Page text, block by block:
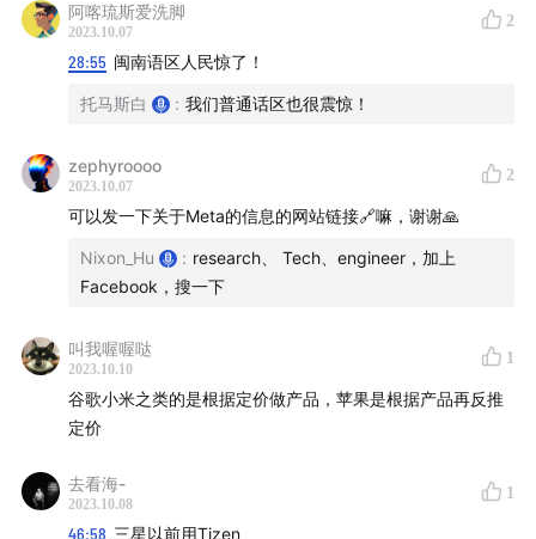
泡沫做中低端；Apple 做封闭的领先生态，让山寨也能赚
到钱的同时完成消费者教育。（对比不同公司的组织架
阿喀琉斯爱洗脚
2023.10.07
2
28:55 闽南语区人民惊了！
托马斯白 : 我们普通话区也很震惊！
zephyroooo
2023.10.07
2
可以发一下关于Meta的信息的网站链接🔗嘛，谢谢🙏
Nixon_Hu : research、 Tech、engineer，加上
Facebook，搜一下
叫我喔喔哒
2023.10.10
1
谷歌小米之类的是根据定价做产品，苹果是根据产品再反推
定价
去看海-
2023.10.08
1
46:58 三星以前用Tizen